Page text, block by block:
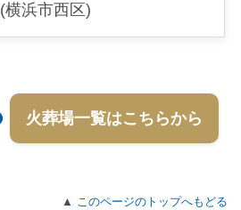
(横浜市西区)
火葬場一覧はこちらから
▲ このページのトップへもどる